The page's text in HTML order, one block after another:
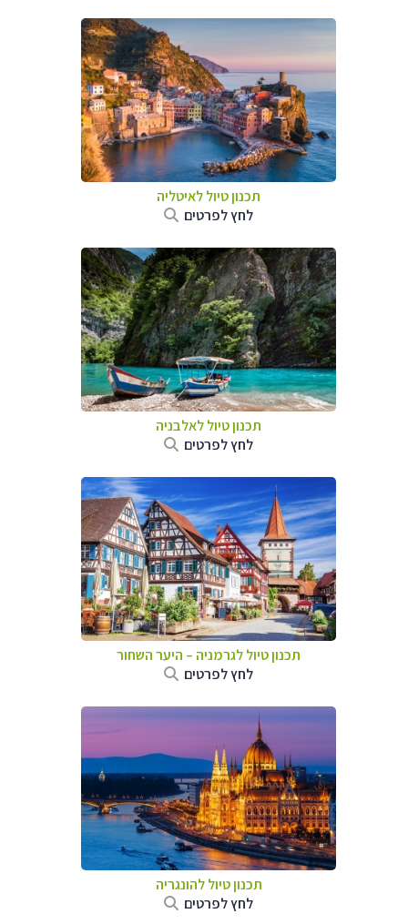
תכנון טיול לאיטליה
לחץ לפרטים
תכנון טיול לאלבניה
לחץ לפרטים
תכנון טיול לגרמניה – היער השחור
לחץ לפרטים
תכנון טיול להונגריה
לחץ לפרטים